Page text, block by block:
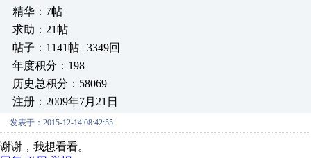
精华：7帖
求助：21帖
帖子：1141帖 | 3349回
年度积分：198
历史总积分：58069
注册：2009年7月21日
发表于：2015-12-14 08:42:55
谢谢，我想看看。